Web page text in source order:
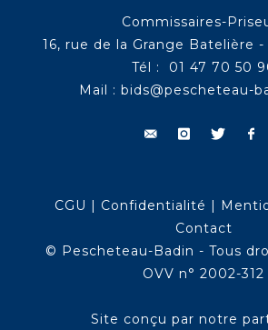
Commissaires-
16, rue de la Grange Batelière -
Tél : 01 47 70 50
Mail : bids@pescheteau-
CGU | Confidentialité |
Contact
© Pescheteau-Badin - Tous
OVV n° 2002-312
Site conçu par notre